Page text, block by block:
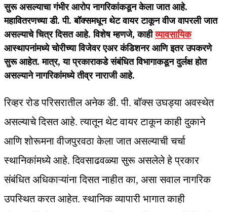
सुरू असल्याचा गंभीर आरोप नागरिकांकडून केला जात आहे.
महावितरणच्या डी. पी. बॉक्समधून थेट वायर टाकून वीज वापरली जात
असल्याचे चित्र दिसत आहे. विशेष म्हणजे, काहीव्यावसायिक
आस्थापनांमध्ये चोरीच्या विजेवर एअर कंडिशनर आणि इतर उपकरणे
सुरू आहेत. मात्र, या प्रकाराकडे संबंधित विभागाकडून दुर्लक्ष होत
असल्याने नागरिकांमध्ये तीव्र नाराजी आहे.
रिव्हर रोड परिसरातील अनेक डी. पी. बॉक्स उघड्या अवस्थेत
असल्याचे दिसत आहे. त्यातून थेट वायर टाकून काही दुकाने
आणि शोरूमना वीजपुरवठा केला जात असल्याची चर्चा
स्थानिकांमध्ये आहे. दिवसाढवळ्या सुरू असलेले हे प्रकार
संबंधित अधिकाऱ्यांना दिसत नाहीत का, असा सवाल नागरिक
उपस्थित करत आहेत. स्थानिक व्यापारी भागात काही